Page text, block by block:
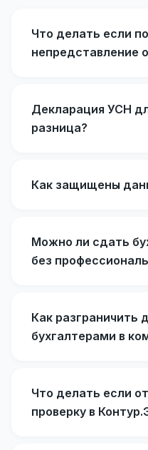
Что делать если
непредставление
Декларация УСН
разница?
Как защищены
Можно ли сдать
без
Как разграничить
бухгалтерами в
Что делать если
проверку в